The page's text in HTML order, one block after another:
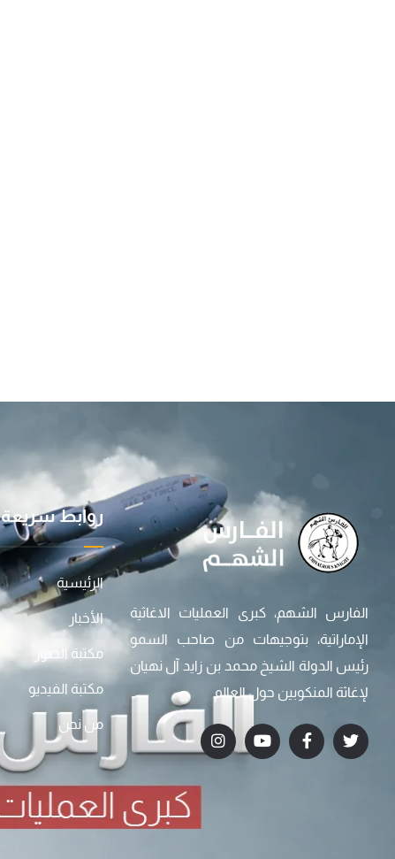
الفارس الشهم، كبرى العمليات الاغاثية
الإماراتية، بتوجيهات من صاحب السمو
رئيس الدولة الشيخ محمد بن زايد آل نهيان
لإغاثة المنكوبين حول العالم
روابط سريعة
الرئيسية
الأخبار
مكتبة الصور
مكتبة الفيديو
من نحن